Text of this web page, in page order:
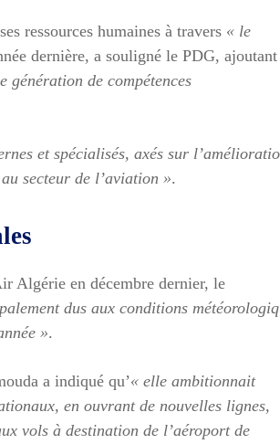
ressources humaines à travers « le
dernière, a souligné le PDG, ajoutant
génération de compétences
et spécialisés, axés sur
secteur de l’aviation ».
Algérie en décembre dernier, le
dus aux conditions
».
a indiqué qu’« elle ambitionnait
en ouvrant de nouvelles lignes,
vols à destination de l’aéroport de